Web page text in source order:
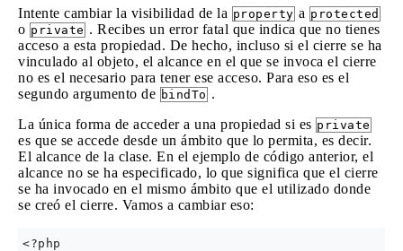
Intente cambiar la visibilidad de la property a protected
o private . Recibes un error fatal que indica que no tienes
acceso a esta propiedad. De hecho, incluso si el cierre se ha
vinculado al objeto, el alcance en el que se invoca el cierre
no es el necesario para tener ese acceso. Para eso es el
segundo argumento de bindTo .
La única forma de acceder a una propiedad si es private
es que se accede desde un ámbito que lo permita, es decir.
El alcance de la clase. En el ejemplo de código anterior, el
alcance no se ha especificado, lo que significa que el cierre
se ha invocado en el mismo ámbito que el utilizado donde
se creó el cierre. Vamos a cambiar eso:
<?php